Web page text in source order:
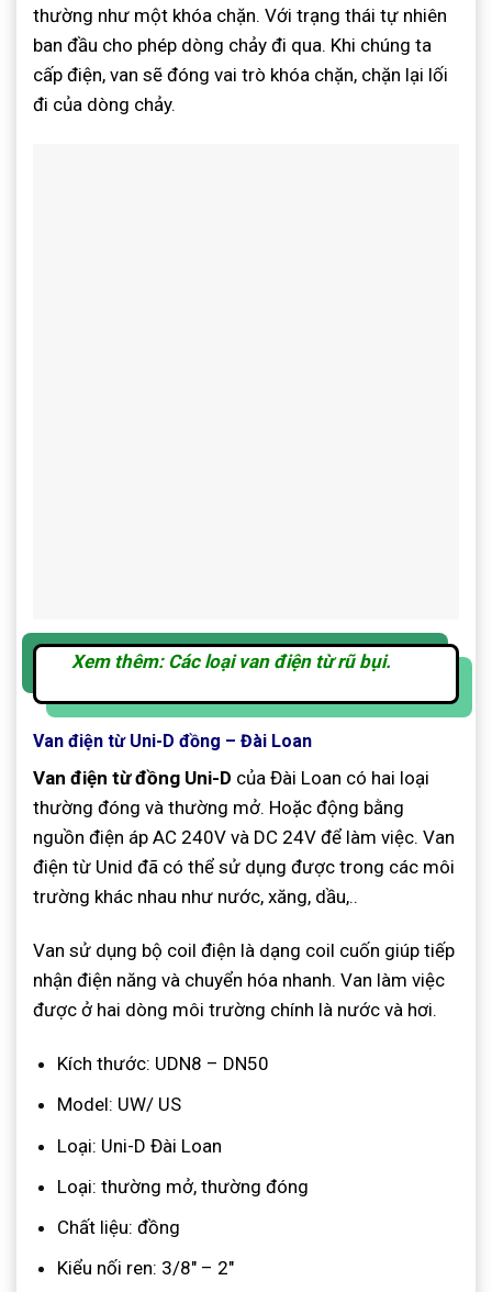
thường như một khóa chặn. Với trạng thái tự nhiên
ban đầu cho phép dòng chảy đi qua. Khi chúng ta
cấp điện, van sẽ đóng vai trò khóa chặn, chặn lại lối
đi của dòng chảy.
Xem thêm: Các loại van điện từ rũ bụi.
Van điện từ Uni-D đồng – Đài Loan
Van điện từ đồng Uni-D của Đài Loan có hai loại
thường đóng và thường mở. Hoặc động bằng
nguồn điện áp AC 240V và DC 24V để làm việc. Van
điện từ Unid đã có thể sử dụng được trong các môi
trường khác nhau như nước, xăng, dầu,..
Van sử dụng bộ coil điện là dạng coil cuốn giúp tiếp
nhận điện năng và chuyển hóa nhanh. Van làm việc
được ở hai dòng môi trường chính là nước và hơi.
Kích thước: UDN8 – DN50
Model: UW/ US
Loại: Uni-D Đài Loan
Loại: thường mở, thường đóng
Chất liệu: đồng
Kiểu nối ren: 3/8″ – 2″